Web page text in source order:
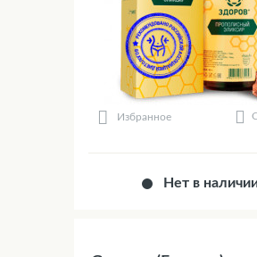
Избранное
Нет в